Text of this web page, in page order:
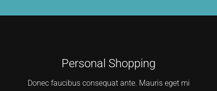
Personal Shopping
Donec faucibus consequat ante. Mauris eget mi